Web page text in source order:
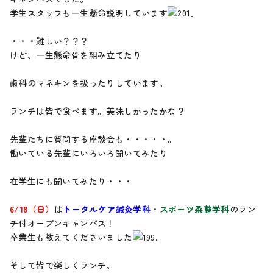
学生スタッフも一生懸命説明しています
。
・・・難しい？？？
けど、一生懸命骨を組み立てたり
歯科のマネキンを扱ったりしています。
ランチは皆で食べます。美味しかったかな？
先輩たちに質問する座談会も・・・・・。
働いている先輩にいろいろ聞いてみたり
在学生にも聞いてみたり・・・
6/18（日） は トータルケア鍼灸学科 ・ スポーツ柔整学科のラン
チ付オープンキャンパス！
卒業生も教えてくださいました
。
そして皆で楽しくランチ。